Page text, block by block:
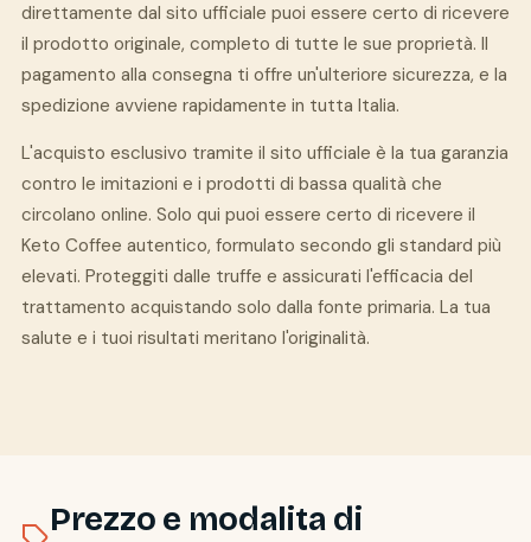
direttamente dal sito ufficiale puoi essere certo di ricevere
il prodotto originale, completo di tutte le sue proprietà. Il
pagamento alla consegna ti offre un'ulteriore sicurezza, e la
spedizione avviene rapidamente in tutta Italia.
L'acquisto esclusivo tramite il sito ufficiale è la tua garanzia
contro le imitazioni e i prodotti di bassa qualità che
circolano online. Solo qui puoi essere certo di ricevere il
Keto Coffee autentico, formulato secondo gli standard più
elevati. Proteggiti dalle truffe e assicurati l'efficacia del
trattamento acquistando solo dalla fonte primaria. La tua
salute e i tuoi risultati meritano l'originalità.
Prezzo e modalita di